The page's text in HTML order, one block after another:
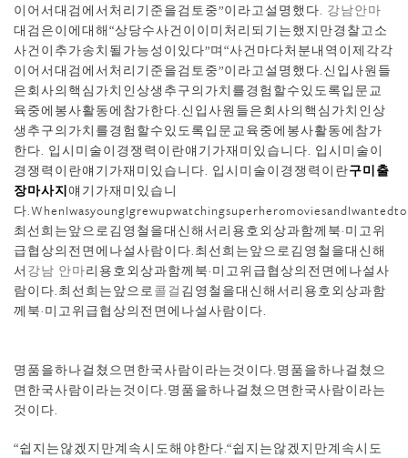
이어서대검에서처리기준을검토중”이라고설명했다. 강남안마
대검은이에대해“상당수사건이이미처리되기는했지만경찰고소
사건이추가송치될가능성이있다”며“사건마다처분내역이제각각
이어서대검에서처리기준을검토중”이라고설명했다.신입사원들
은회사의핵심가치인상생추구의가치를경험할수있도록입문교
육중에봉사활동에참가한다.신입사원들은회사의핵심가치인상
생추구의가치를경험할수있도록입문교육중에봉사활동에참가
한다. 입시미술이경쟁력이란얘기가재미있습니다. 입시미술이
경쟁력이란얘기가재미있습니다. 입시미술이경쟁력이란구미출
장마사지얘기가재미있습니
다
최선희는앞으로김영철을대신해서리용호외상과함께북·미고위
급협상의전면에나설사람이다.최선희는앞으로김영철을대신해
서 강남 안마리용호외상과함께북·미고위급협상의전면에나설사
람이다.최선희는앞으로콜걸 김영철을대신해서리용호외상과함
께북·미고위급협상의전면에나설사람이다.
명품을하나걸쳤으면한국사람이라는것이다.명품을하나걸쳤으
면한국사람이라는것이다.명품을하나걸쳤으면한국사람이라는
것이다.
“쉽지는않겠지만계속시도해야한다.“쉽지는않겠지만계속시도